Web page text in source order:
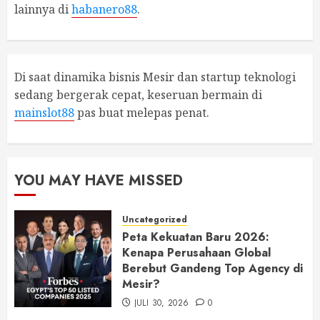
lainnya dihabanero88.
Di saat dinamika bisnis Mesir dan startup teknologi
sedang bergerak cepat, keseruan bermain di
mainslot88pas buat melepas penat.
YOU MAY HAVE MISSED
Uncategorized
Peta Kekuatan Baru 2026:
Kenapa Perusahaan Global
Berebut Gandeng Top Agency di
Mesir?
JULI 30, 2026 0